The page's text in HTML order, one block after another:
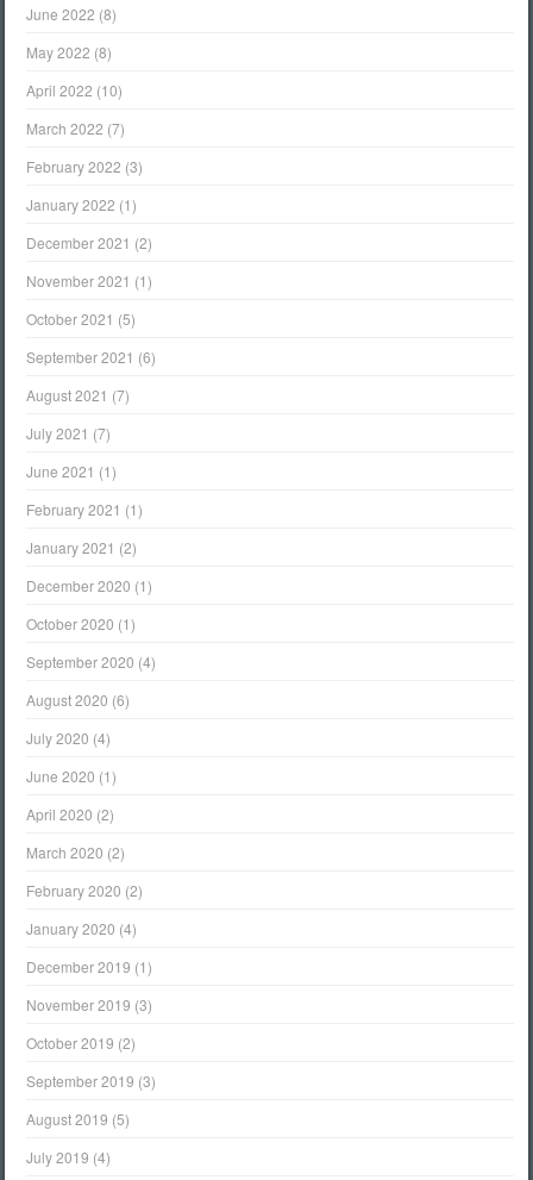
June 2022 (8)
May 2022 (8)
April 2022 (10)
March 2022 (7)
February 2022 (3)
January 2022 (1)
December 2021 (2)
November 2021 (1)
October 2021 (5)
September 2021 (6)
August 2021 (7)
July 2021 (7)
June 2021 (1)
February 2021 (1)
January 2021 (2)
December 2020 (1)
October 2020 (1)
September 2020 (4)
August 2020 (6)
July 2020 (4)
June 2020 (1)
April 2020 (2)
March 2020 (2)
February 2020 (2)
January 2020 (4)
December 2019 (1)
November 2019 (3)
October 2019 (2)
September 2019 (3)
August 2019 (5)
July 2019 (4)